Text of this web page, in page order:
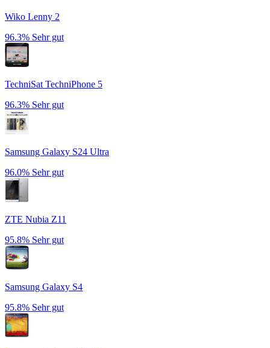
Wiko Lenny 2
96.3% Sehr gut
TechniSat TechniPhone 5
96.3% Sehr gut
Samsung Galaxy S24 Ultra
96.0% Sehr gut
ZTE Nubia Z11
95.8% Sehr gut
Samsung Galaxy S4
95.8% Sehr gut